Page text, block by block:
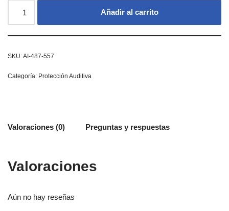
Añadir al carrito
SKU:AI-487-557
Categoría: Protección Auditiva
Valoraciones (0) Preguntas y respuestas
Valoraciones
Aún no hay reseñas